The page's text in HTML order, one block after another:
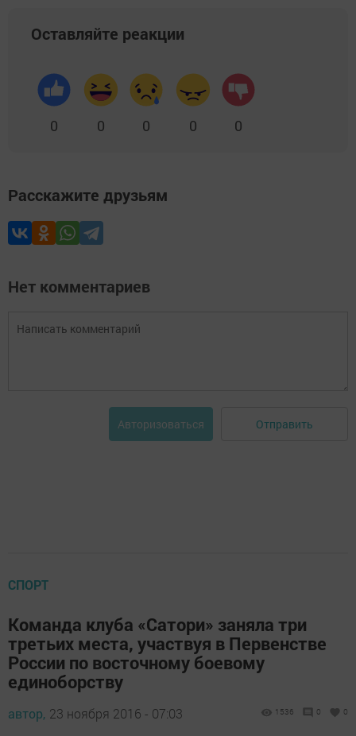
Оставляйте реакции
0 0 0 0 0
Расскажите друзьям
Нет комментариев
Авторизоваться Отправить
СПОРТ
Команда клуба «Сатори» заняла три
третьих места, участвуя в Первенстве
России по восточному боевому
единоборству
автор, 23 ноября 2016 - 07:03 1536 0 0